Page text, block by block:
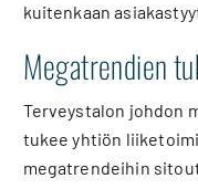
kuitenkaan
Megatrendien
Terveystalon johdon
tukee yhtiön
megatrendeihin